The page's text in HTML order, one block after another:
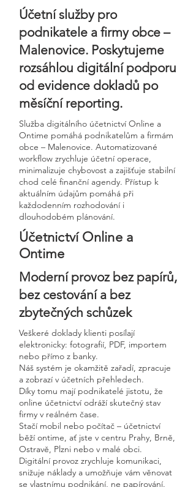
Účetní služby pro
podnikatele a firmy obce –
Malenovice. Poskytujeme
rozsáhlou digitální podporu
od evidence dokladů po
měsíční reporting.
Služba digitálního účetnictví Online a
Ontime pomáhá podnikatelům a firmám
obce – Malenovice. Automatizované
workflow zrychluje účetní operace,
minimalizuje chybovost a zajišťuje stabilní
chod celé finanční agendy. Přístup k
aktuálním údajům pomáhá při
každodenním rozhodování i
dlouhodobém plánování.
Účetnictví Online a
Ontime
Moderní provoz bez papírů,
bez cestování a bez
zbytečných schůzek
Veškeré doklady klienti posílají
elektronicky: fotografií, PDF, importem
nebo přímo z banky.
Náš systém je okamžitě zařadí, zpracuje
a zobrazí v účetních přehledech.
Díky tomu mají podnikatelé jistotu, že
online účetnictví odráží skutečný stav
firmy v reálném čase.
Stačí mobil nebo počítač – účetnictví
běží ontime, ať jste v centru Prahy, Brně,
Ostravě, Plzni nebo v malé obci.
Digitální provoz zrychluje komunikaci,
snižuje náklady a umožňuje vám věnovat
se vlastnímu podnikání, ne papírování.